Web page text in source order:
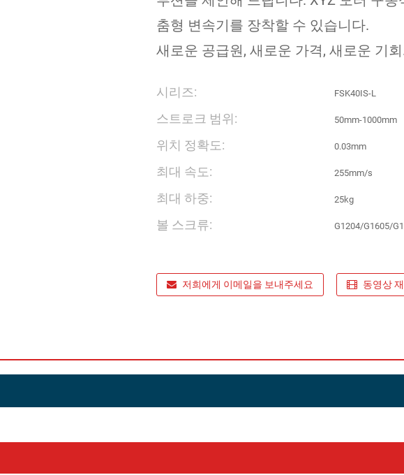
춤형 변속기를 장착할 수 있습니다.
새로운 공급원, 새로운 가격, 새로운 기
시리즈: FSK40IS-L
스트로크 범위: 50mm-1000mm
위치 정확도: 0.03mm
최대 속도: 255mm/s
최대 하중: 25kg
볼 스크류: G1204/G1605/
저희에게 이메일을 보내주세요 동영상